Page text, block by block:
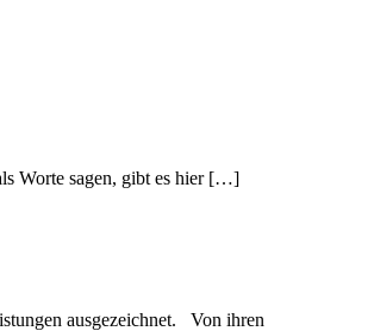
Worte sagen, gibt es hier […]
ausgezeichnet. Von ihren